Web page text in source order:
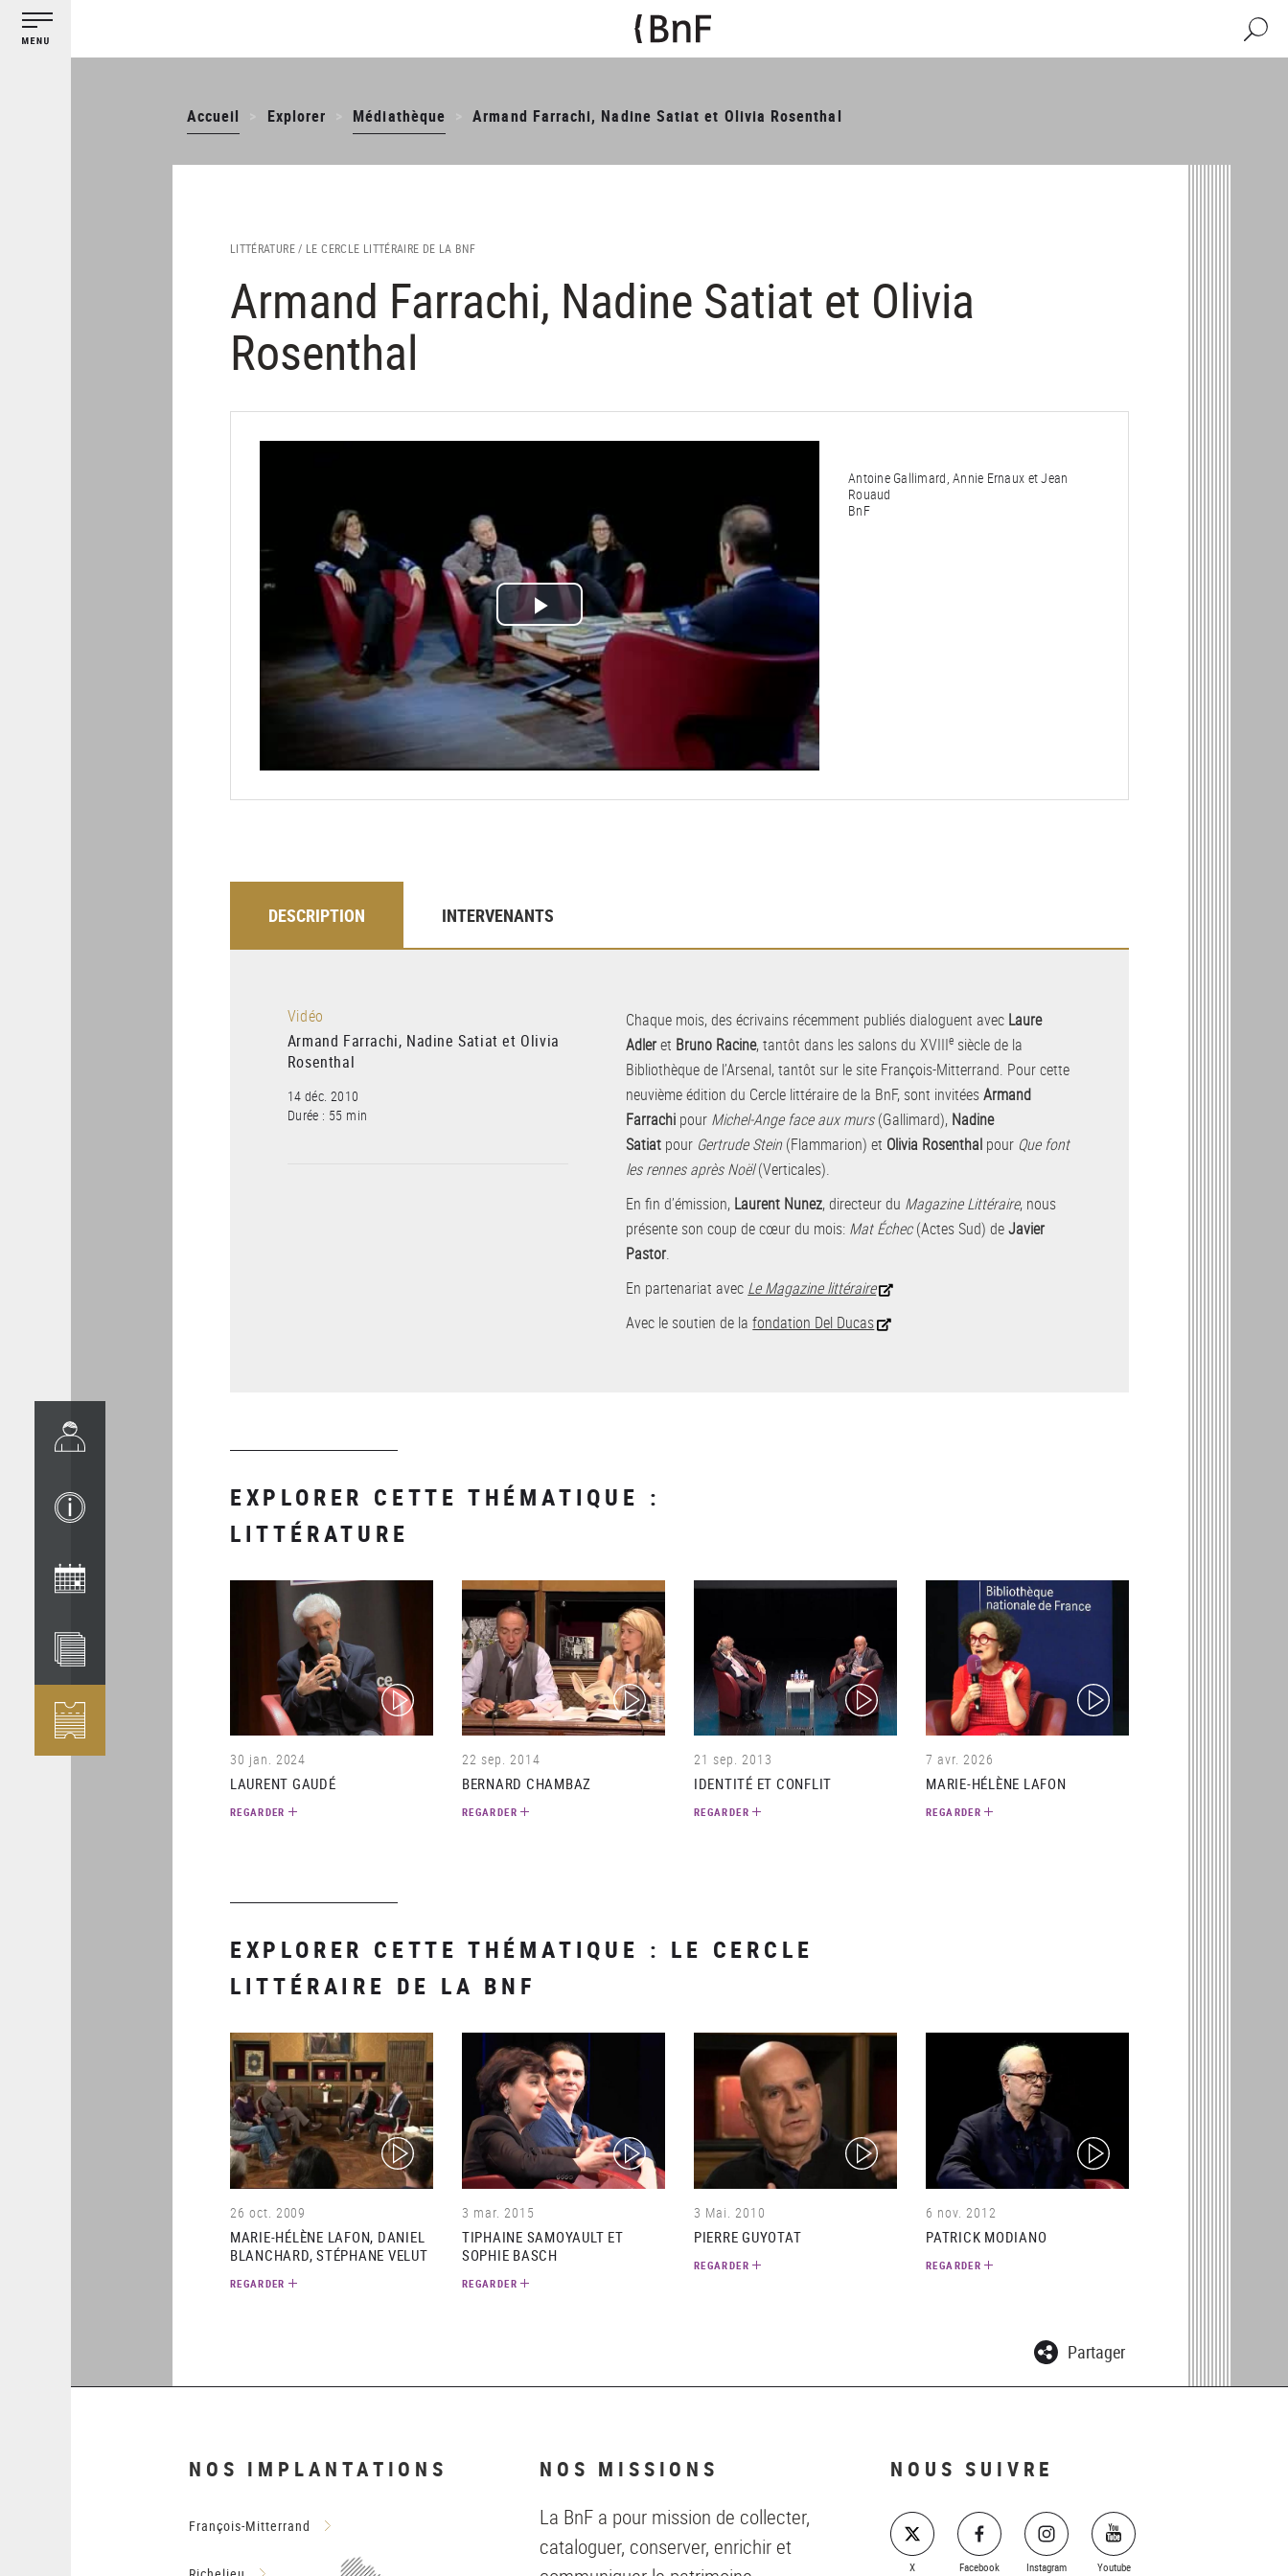
contenu
Accueil Explorer Médiathèque Armand Farrachi, Nadine Satiat et Olivia Rosenthal
LITTÉRATURE / LE CERCLE LITTÉRAIRE DE LA BNF
Armand Farrachi, Nadine Satiat et Olivia
Rosenthal
Lire
la
vidéo
Antoine Gallimard, Annie Ernaux et Jean
Rouaud
BnF
DESCRIPTION INTERVENANTS
Vidéo
Armand Farrachi, Nadine Satiat et Olivia
Rosenthal
14 déc. 2010
Durée : 55 min
Chaque mois, des écrivains récemment publiés dialoguent avec Laure
Adleret Bruno Racine, tantôt dans les salons du XVIIIe siècle de la
Bibliothèque de l’Arsenal, tantôt sur le site François-Mitterrand. Pour cette
neuvième édition du Cercle littéraire de la BnF, sont invitéesArmand
Farrachi pour Michel-Ange face aux murs(Gallimard), Nadine
Satiat pour Gertrude Stein (Flammarion) et Olivia Rosenthal pour Que font
les rennes après Noël(Verticales).
En fin d’émission, Laurent Nunez, directeur du Magazine Littéraire, nous
présente son coup de cœur du mois: Mat Échec(Actes Sud) deJavier
Pastor.
En partenariat avec Le Magazine littéraire
Avec le soutien de lafondation Del Ducas
EXPLORER CETTE THÉMATIQUE :
LITTÉRATURE
(video)
30 jan. 2024
LAURENT GAUDÉ
REGARDER
(video)
22 sep. 2014
BERNARD CHAMBAZ
REGARDER
(video)
21 sep. 2013
IDENTITÉ ET CONFLIT
REGARDER
(video)
7 avr. 2026
MARIE-HÉLÈNE LAFON
REGARDER
EXPLORER CETTE THÉMATIQUE : LE CERCLE
LITTÉRAIRE DE LA BNF
(video)
26 oct. 2009
MARIE-HÉLÈNE LAFON, DANIEL
BLANCHARD, STÉPHANE VELUT
REGARDER
(video)
3 mar. 2015
TIPHAINE SAMOYAULT ET
SOPHIE BASCH
REGARDER
(video)
3 Mai. 2010
PIERRE GUYOTAT
REGARDER
(video)
6 nov. 2012
PATRICK MODIANO
REGARDER
Partager
NOS IMPLANTATIONS
François-Mitterrand
NOS MISSIONS
La BnF a pour mission de collecter,
cataloguer, conserver, enrichir et
NOUS SUIVRE
X Facebook Instagram Youtube
Gestion des cookies